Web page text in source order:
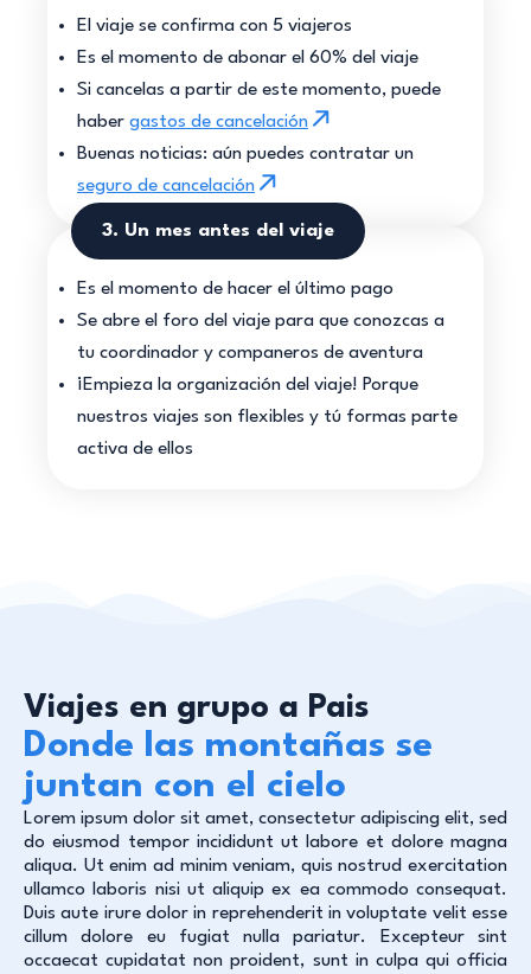
El viaje se confirma con 5 viajeros
Es el momento de abonar el 60% del viaje
Si cancelas a partir de este momento, puede
haber gastos de cancelación
Buenas noticias: aún puedes contratar un
seguro de cancelación
3. Un mes antes del viaje
Es el momento de hacer el último pago
Se abre el foro del viaje para que conozcas a
tu coordinador y companeros de aventura
¡Empieza la organización del viaje! Porque
nuestros viajes son flexibles y tú formas parte
activa de ellos
Viajes en grupo a Pais
Donde las montañas se
juntan con el cielo
Lorem ipsum dolor sit amet, consectetur adipiscing elit, sed
do eiusmod tempor incididunt ut labore et dolore magna
aliqua. Ut enim ad minim veniam, quis nostrud exercitation
ullamco laboris nisi ut aliquip ex ea commodo consequat.
Duis aute irure dolor in reprehenderit in voluptate velit esse
cillum dolore eu fugiat nulla pariatur. Excepteur sint
occaecat cupidatat non proident, sunt in culpa qui officia